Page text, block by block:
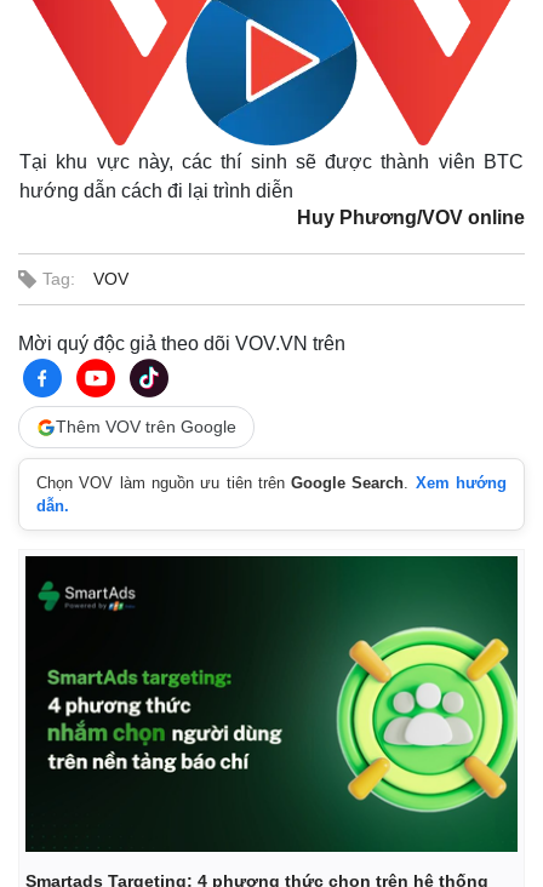
Tại khu vực này, các thí sinh sẽ được thành viên BTC
hướng dẫn cách đi lại trình diễn
Huy Phương/VOV online
Tag: VOV
Mời quý độc giả theo dõi VOV.VN trên
Thêm VOV trên Google
Chọn VOV làm nguồn ưu tiên trênGoogle Search. Xem hướng
dẫn.
Smartads Targeting: 4 phương thức chọn trên hệ thống